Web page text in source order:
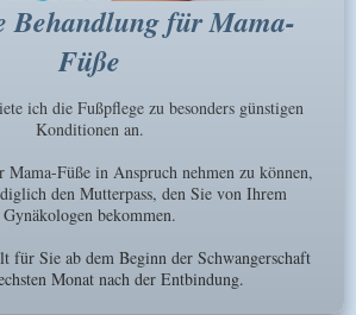
Behandlung für Mama-
Füße
ich die Fußpflege zu besonders günstigen
Konditionen an.
Füße in Anspruch nehmen zu können,
den Mutterpass, den Sie von Ihrem
Gynäkologen bekommen.
für Sie ab dem Beginn der Schwangerschaft
Monat nach der Entbindung.